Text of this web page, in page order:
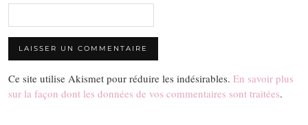
Ce site utilise Akismet pour réduire les indésirables. En savoir plus
sur la façon dont les données de vos commentaires sont traitées.